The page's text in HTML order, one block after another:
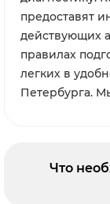
предоставят
действующих
правилах
легких в
Петербурга.
Что